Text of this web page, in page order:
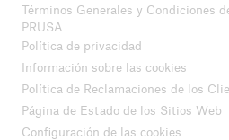
Términos Generales y Condiciones
PRUSA
Política de privacidad
Información sobre las cookies
Política de Reclamaciones de los
Página de Estado de los Sitios Web
Configuración de las cookies